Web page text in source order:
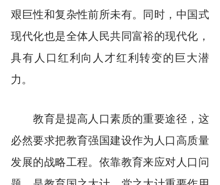
艰巨性和复杂性前所未有。同时，中国式
现代化也是全体人民共同富裕的现代化，
具有人口红利向人才红利转变的巨大潜
力。
教育是提高人口素质的重要途径，这
必然要求把教育强国建设作为人口高质量
发展的战略工程。依靠教育来应对人口问